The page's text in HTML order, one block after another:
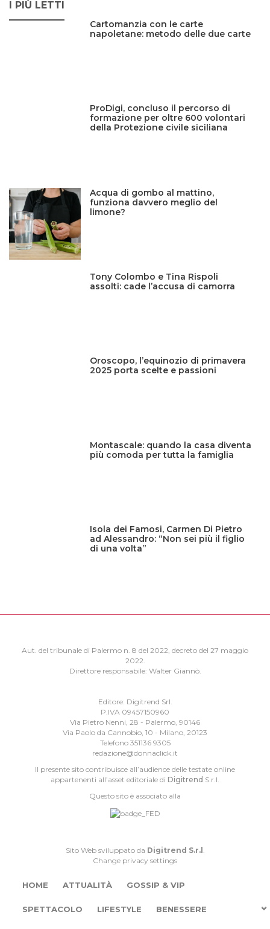
I PIÙ LETTI
Cartomanzia con le carte
napoletane: metodo delle due carte
ProDigi, concluso il percorso di
formazione per oltre 600 volontari
della Protezione civile siciliana
Acqua di gombo al mattino,
funziona davvero meglio del
limone?
Tony Colombo e Tina Rispoli
assolti: cade l’accusa di camorra
Oroscopo, l’equinozio di primavera
2025 porta scelte e passioni
Montascale: quando la casa diventa
più comoda per tutta la famiglia
Isola dei Famosi, Carmen Di Pietro
ad Alessandro: “Non sei più il figlio
di una volta”
Aut. del tribunale di Palermo n. 8 del 2022, decreto del 27 maggio
2022.
Direttore responsabile: Walter Giannò.
Editore: Digitrend Srl.
P.IVA 09457150960
Via Pietro Nenni, 28 - Palermo, 90146
Via Paolo da Cannobio, 10 - Milano, 20123
Telefono 351136 9305
redazione@donnaclick.it
Il presente sito contribuisce all’audience delle testate online
appartenenti all’asset editoriale di Digitrend S.r.l.
Questo sito è associato alla
Sito Web sviluppato da Digitrend S.r.l
Change privacy settings
HOME ATTUALITÀ GOSSIP & VIP
SPETTACOLO LIFESTYLE BENESSERE